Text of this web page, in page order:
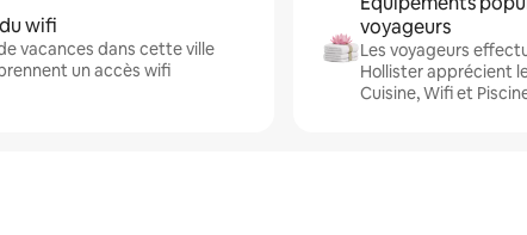
wifi
vacances dans cette ville
un accès wifi
voyageurs
Les voyageurs
Hollister apprécient
Cuisine, Wifi et